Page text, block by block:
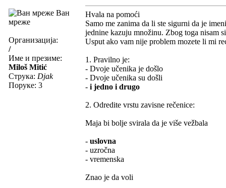
Ван
мреже
Организација:
/
Име и презиме:
Miloš Mitić
Струка: Djak
Поруке: 3
Hvala na pomoći
Samo me zanima da li ste sigurni da je
jednine kazuju množinu. Zbog toga nisam
Usput ako vam nije problem mozete li mi
1. Pravilno je:
- Dvoje učenika je došlo
- Dvoje učenika su došli
- i jedno i drugo
2. Odredite vrstu zavisne rečenice:
Maja bi bolje svirala da je više vežbala
- uslovna
- uzročna
- vremenska
Znao je da voli